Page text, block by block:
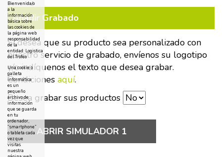
Añadir Grabado
Si desea que su producto sea personalizado con
nuestro servicio de grabado, envíenos su logotipo
y/o indíquenos el texto que desea grabar.
Condiciones aquí.
Desea grabar sus productos
ABRIR SIMULADOR 1
Bienvenida/o
a la
información
básica sobre
las cookies de
la página web
responsabilidad
de la
entidad: Logistica
del Trofeo
Una cookie o
galleta
informática
es un
pequeño
archivo de
información
que se guarda
en tu
ordenador,
“smartphone”
o tableta cada
vez que
visitas
nuestra